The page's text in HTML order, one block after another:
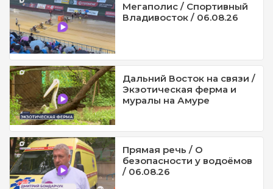
Мегаполис / Спортивный
Владивосток / 06.08.26
Дальний Восток на связи /
Экзотическая ферма и
муралы на Амуре
Прямая речь / О
безопасности у водоёмов
/ 06.08.26